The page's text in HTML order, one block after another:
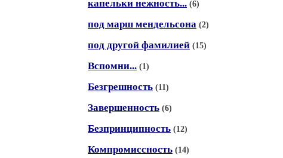
капельки нежность... (6)
под марш мендельсона (2)
под другой фамилией (15)
Вспомни... (1)
Безгрешность (11)
Завершенность (6)
Безпринципность (12)
Компромиссность (14)